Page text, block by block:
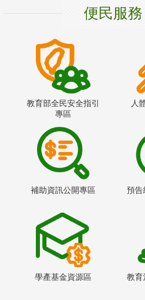
便民服務
教育部全民安全指引
專區
人
補助資訊公開專區
預告
學產基金資源區 教育